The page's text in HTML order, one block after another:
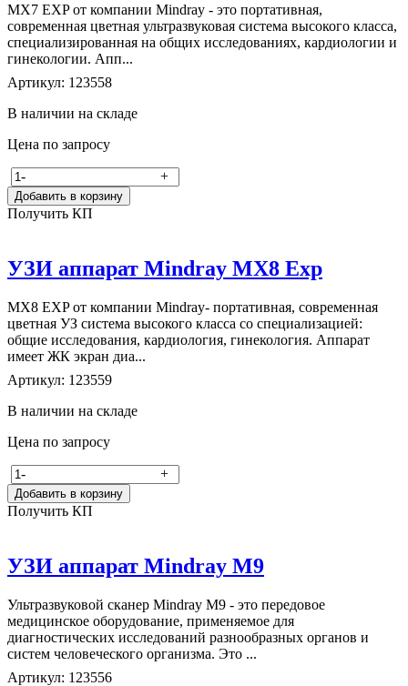
MX7 EXP от компании Mindray - это портативная,
современная цветная ультразвуковая система высокого класса,
специализированная на общих исследованиях, кардиологии и
гинекологии. Апп...
Артикул: 123558
В наличии на складе
Цена по запросу
- +
Добавить в корзину
Получить КП
УЗИ аппарат Mindray MX8 Exp
MX8 EXP от компании Mindray- портативная, современная
цветная УЗ система высокого класса со специализацией:
общие исследования, кардиология, гинекология. Аппарат
имеет ЖК экран диа...
Артикул: 123559
В наличии на складе
Цена по запросу
- +
Добавить в корзину
Получить КП
УЗИ аппарат Mindray M9
Ультразвуковой сканер Mindray M9 - это передовое
медицинское оборудование, применяемое для
диагностических исследований разнообразных органов и
систем человеческого организма. Это ...
Артикул: 123556